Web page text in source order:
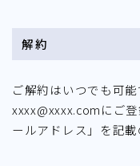
解約
ご解約はいつでも可能
xxxx@xxxx.comにご
ールアドレス」を記載